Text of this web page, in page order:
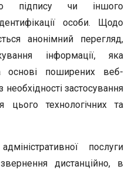
підпису чи іншого
особи. Щодо
анонімний перегляд,
інформації, яка
основі поширених веб-
необхідності застосування
цього технологічних та
послуги
дистанційно, в